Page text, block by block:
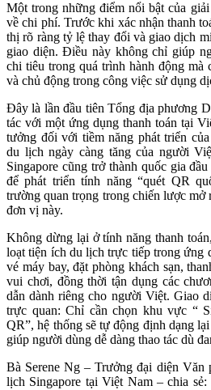
Một trong những điểm nổi bật của
về chi phí. Trước khi xác nhận thanh
thị rõ ràng tỷ lệ thay đổi và giao dịch
giao diện. Điều này không chỉ giúp
chi tiêu trong quá trình hành động mà
và chủ động trong công việc sử dụng
Đây là lần đầu tiên Tổng địa phương
tác với một ứng dụng thanh toán tại
tưởng đối với tiềm năng phát triển
du lịch ngày càng tăng của người
Singapore cũng trở thành quốc gia
để phát triển tính năng “quét QR
trường quan trọng trong chiến lược mở
đơn vị này.
Không dừng lại ở tính năng thanh
loạt tiện ích du lịch trực tiếp trong ứng
vé máy bay, đặt phòng khách sạn,
vui chơi, đồng thời tận dụng các
dẫn dành riêng cho người Việt. Giao
trực quan: Chỉ cần chọn khu vực “
QR”, hệ thống sẽ tự động định dạng
giúp người dùng dễ dàng thao tác dù
Bà Serene Ng – Trưởng đại diện Văn
lịch Singapore tại Việt Nam – chia